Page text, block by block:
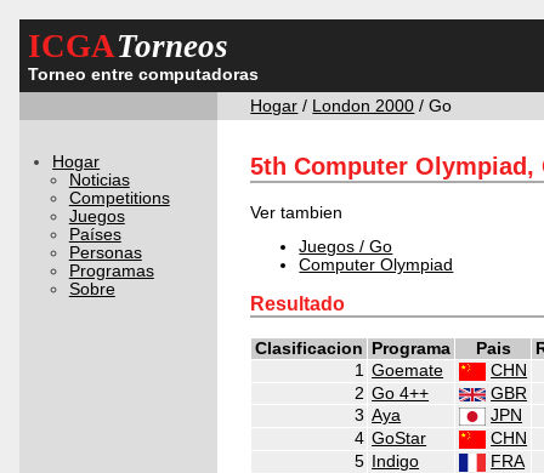
ICGATorneos
Torneo entre computadoras
Hogar / London 2000 / Go
Hogar
Noticias
Competitions
Juegos
Países
Personas
Programas
Sobre
5th Computer Olympiad,
Ver tambien
Juegos / Go
Computer Olympiad
Resultado
Clasificacion Programa Pais
1 Goemate
CHN
2 Go 4++
GBR
3 Aya
JPN
4 GoStar
CHN
5
Indigo
FRA